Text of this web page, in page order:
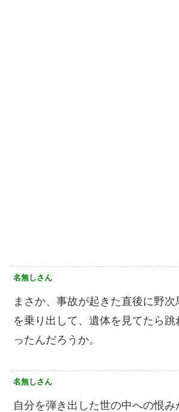
名無しさん
まさか、事故が起きた直後に野
を乗り出して、遺体を見てたら
ったんだろうか。
名無しさん
自分を弾き出した世の中への恨み